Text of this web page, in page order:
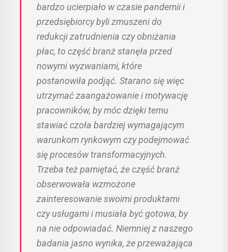
bardzo ucierpiało w czasie pandemii i
przedsiębiorcy byli zmuszeni do
redukcji zatrudnienia czy obniżania
płac, to część branż stanęła przed
nowymi wyzwaniami, które
postanowiła podjąć. Starano się więc
utrzymać zaangażowanie i motywację
pracowników, by móc dzięki temu
stawiać czoła bardziej wymagającym
warunkom rynkowym czy podejmować
się procesów transformacyjnych.
Trzeba też pamiętać, że część branż
obserwowała wzmożone
zainteresowanie swoimi produktami
czy usługami i musiała być gotowa, by
na nie odpowiadać. Niemniej z naszego
badania jasno wynika, że przeważająca